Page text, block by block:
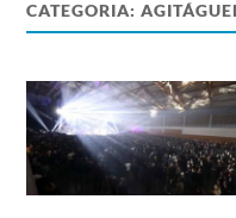
CATEGORIA: